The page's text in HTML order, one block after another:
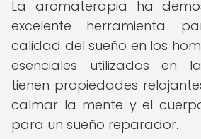
La aromaterapia ha
excelente herramienta
calidad del sueño en los
esenciales utilizados en
tienen propiedades
calmar la mente y el
para un sueño reparador.